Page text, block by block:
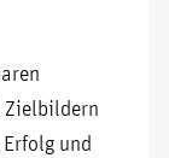
Zielbildern
und